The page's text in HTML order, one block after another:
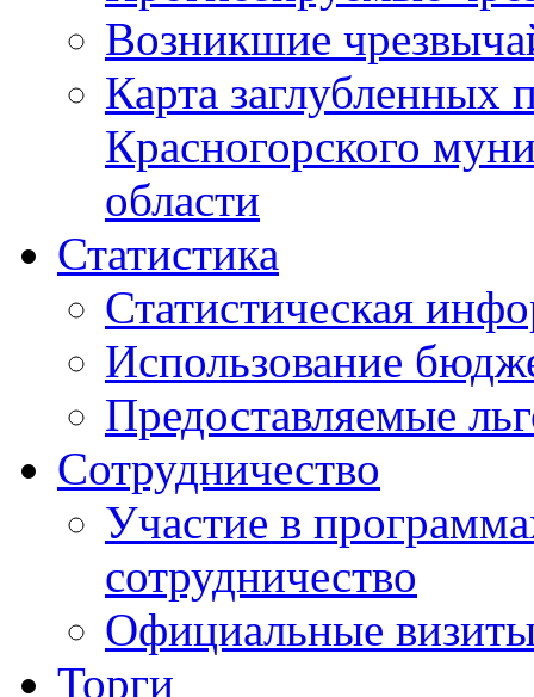
Возникшие
Карта
Красногорского
области
Статистика
Статистическая
Использование
Предоставляемые
Сотрудничество
Участие в
сотрудничество
Официальные
Торги